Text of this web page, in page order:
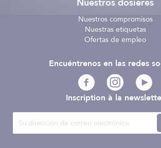
Nuestros dosieres
Nuestros compromisos
Nuestras etiquetas
Ofertas de empleo
Inscription à la
Encuéntrenos en las redes